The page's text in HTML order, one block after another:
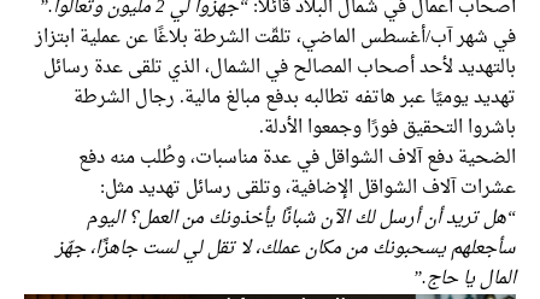
أصحاب أعمال في شمال البلاد قائلًا:“جهزوا لي 2 مليون وتعالوا.”
في شهر آب/أغسطس الماضي، تلقّت الشرطة بلاغًا عن عملية ابتزاز
بالتهديد لأحد أصحاب المصالح في الشمال، الذي تلقى عدة رسائل
تهديد يوميًا عبر هاتفه تطالبه بدفع مبالغ مالية. رجال الشرطة
باشروا التحقيق فورًا وجمعوا الأدلة.
الضحية دفع آلاف الشواقل في عدة مناسبات، وطُلب منه دفع
عشرات آلاف الشواقل الإضافية، وتلقى رسائل تهديد مثل:
“هل تريد أن أرسل لك الآن شبانًا يأخذونك من العمل؟ اليوم
سأجعلهم يسحبونك من مكان عملك، لا تقل لي لست جاهزًا، جهّز
المال يا حاج.”